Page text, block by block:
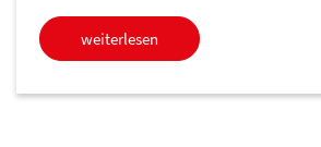
weiterlesen